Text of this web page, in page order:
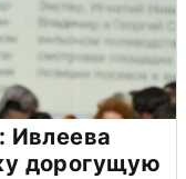
Ивлеева
дорогущую